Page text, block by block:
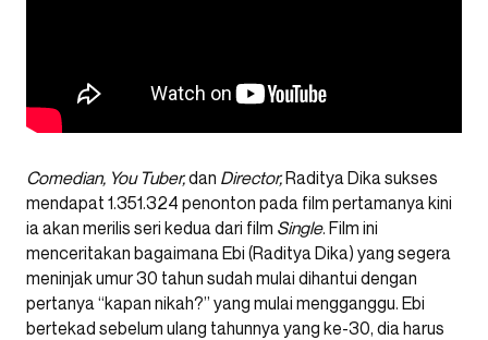
Comedian, You Tuber,dan Director,Raditya Dika sukses
mendapat 1.351.324 penonton pada film pertamanya kini
ia akan merilis seri kedua dari film Single. Film ini
menceritakan bagaimana Ebi (Raditya Dika) yang segera
meninjak umur 30 tahun sudah mulai dihantui dengan
pertanya “kapan nikah?” yang mulai mengganggu. Ebi
bertekad sebelum ulang tahunnya yang ke-30, dia harus